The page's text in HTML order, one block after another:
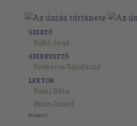
SZERZŐ
Bakó Jenő
SZERKESZTŐ
Szekeres Sándorné
LEKTOR
Rajki Béla
Ruza József
Budapest